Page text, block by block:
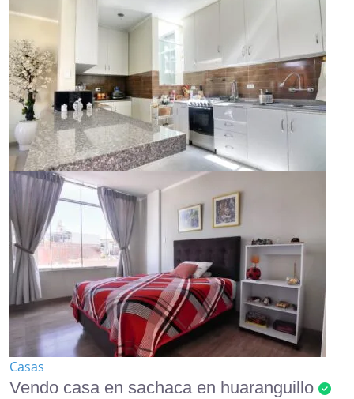
Casas
Vendo casa en sachaca en huaranguillo